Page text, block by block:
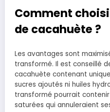
Comment
de cacahuète ?
Les avantages sont
transformé. Il est conseillé
cacahuète contenant
sucres ajoutés ni huiles
transformé pourrait
saturées qui annuleraient